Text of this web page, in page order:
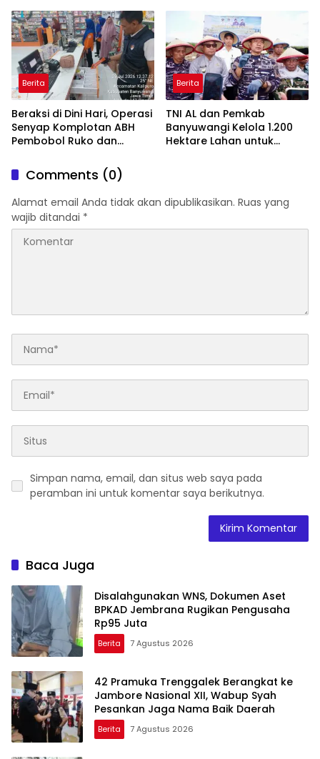
Trenggalek
Berita
Beraksi di Dini Hari, Operasi
Senyap Komplotan ABH
Pembobol Ruko dan
Macan Blambangan
Berita
TNI AL dan Pemkab
Banyuwangi Kelola 1.200
Hektare Lahan untuk
Comments (0)
Alamat email Anda tidak akan dipublikasikan. Ruas yang
wajib ditandai *
Simpan nama, email, dan situs web saya pada
peramban ini untuk komentar saya berikutnya.
Baca Juga
Disalahgunakan WNS, Dokumen Aset
BPKAD Jembrana Rugikan Pengusaha
Rp95 Juta
Berita 7 Agustus 2026
42 Pramuka Trenggalek Berangkat ke
Jambore Nasional XII, Wabup Syah
Pesankan Jaga Nama Baik Daerah
Berita 7 Agustus 2026